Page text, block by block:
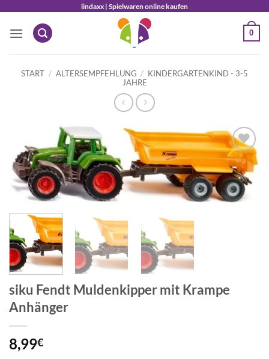
springen
lindaxx | Spielwaren online kaufen
0
START / ALTERSEMPFEHLUNG / KINDERGARTENKIND - 3-5
JAHRE
Auf die
Wunschliste
siku Fendt Muldenkipper mit Krampe
Anhänger
8,99€